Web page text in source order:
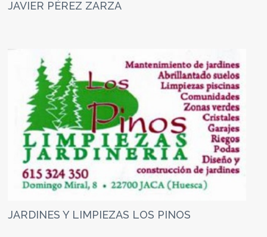
JAVIER PÉREZ ZARZA
JARDINES Y LIMPIEZAS LOS PINOS